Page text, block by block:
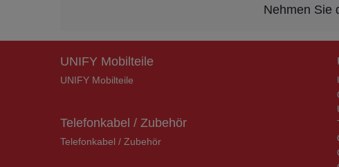
Nehmen Sie
UNIFY Mobilteile
UNIFY Mobilteile
Telefonkabel / Zubehör
Telefonkabel / Zubehör